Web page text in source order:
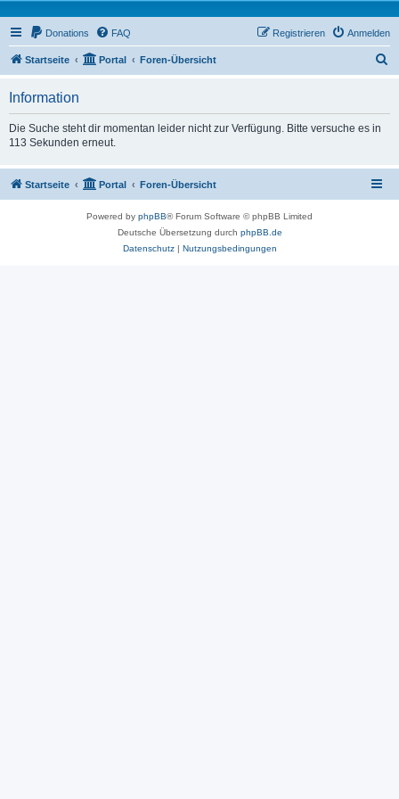
Donations FAQ Anmelden
Registrieren
Startseite Portal Foren-Übersicht
Information
Die Suche steht dir momentan leider nicht zur Verfügung. Bitte versuche es in
113 Sekunden erneut.
Startseite Portal Foren-Übersicht
Powered by phpBB® Forum Software © phpBB Limited
Deutsche Übersetzung durch phpBB.de
Datenschutz| Nutzungsbedingungen